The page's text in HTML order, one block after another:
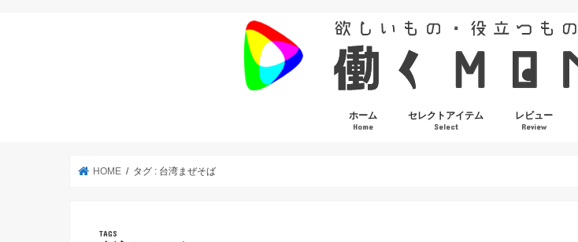
ホーム
Home
セレクトアイテム
Select
レビュー
Review
HOME タグ : 台湾まぜそば